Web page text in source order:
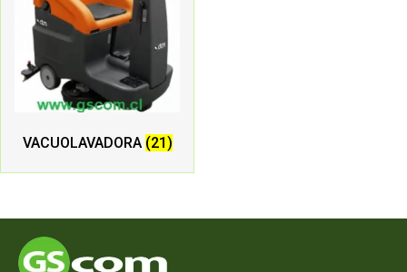
VACUOLAVADORA (21)